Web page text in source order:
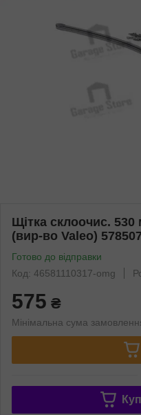
Щітка склоочис. 530
(вир-во Valeo) 578507
Готово до відправки
Код: 46581110317-omg
575 ₴
Мінімальна сума